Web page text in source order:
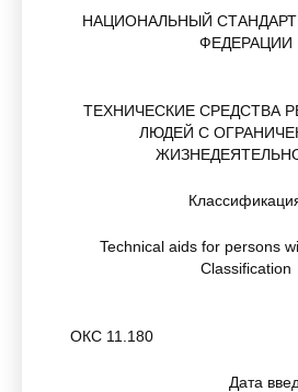
НАЦИОНАЛЬНЫЙ
ФЕДЕРАЦИИ
ТЕХНИЧЕСКИЕ СРЕДСТВА
ЛЮДЕЙ С
Technical aids for persons
Classification
ОКС 11.180
Дата